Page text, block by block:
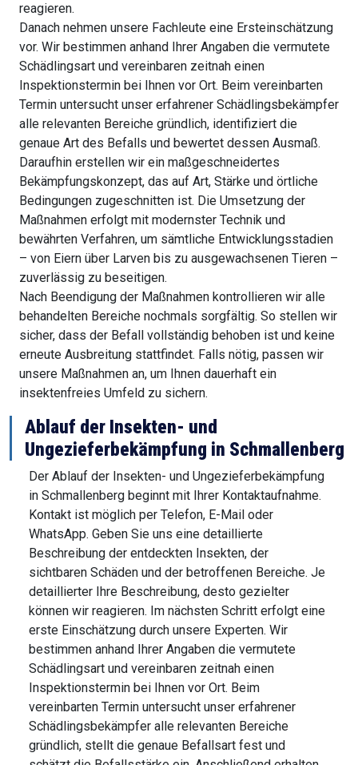
reagieren.
Danach nehmen unsere Fachleute eine Ersteinschätzung
vor. Wir bestimmen anhand Ihrer Angaben die vermutete
Schädlingsart und vereinbaren zeitnah einen
Inspektionstermin bei Ihnen vor Ort. Beim vereinbarten
Termin untersucht unser erfahrener Schädlingsbekämpfer
alle relevanten Bereiche gründlich, identifiziert die
genaue Art des Befalls und bewertet dessen Ausmaß.
Daraufhin erstellen wir ein maßgeschneidertes
Bekämpfungskonzept, das auf Art, Stärke und örtliche
Bedingungen zugeschnitten ist. Die Umsetzung der
Maßnahmen erfolgt mit modernster Technik und
bewährten Verfahren, um sämtliche Entwicklungsstadien
– von Eiern über Larven bis zu ausgewachsenen Tieren –
zuverlässig zu beseitigen.
Nach Beendigung der Maßnahmen kontrollieren wir alle
behandelten Bereiche nochmals sorgfältig. So stellen wir
sicher, dass der Befall vollständig behoben ist und keine
erneute Ausbreitung stattfindet. Falls nötig, passen wir
unsere Maßnahmen an, um Ihnen dauerhaft ein
insektenfreies Umfeld zu sichern.
Ablauf der Insekten- und
Ungezieferbekämpfung in Schmallenberg
Der Ablauf der Insekten- und Ungezieferbekämpfung
in Schmallenberg beginnt mit Ihrer Kontaktaufnahme.
Kontakt ist möglich per Telefon, E-Mail oder
WhatsApp. Geben Sie uns eine detaillierte
Beschreibung der entdeckten Insekten, der
sichtbaren Schäden und der betroffenen Bereiche. Je
detaillierter Ihre Beschreibung, desto gezielter
können wir reagieren. Im nächsten Schritt erfolgt eine
erste Einschätzung durch unsere Experten. Wir
bestimmen anhand Ihrer Angaben die vermutete
Schädlingsart und vereinbaren zeitnah einen
Inspektionstermin bei Ihnen vor Ort. Beim
vereinbarten Termin untersucht unser erfahrener
Schädlingsbekämpfer alle relevanten Bereiche
gründlich, stellt die genaue Befallsart fest und